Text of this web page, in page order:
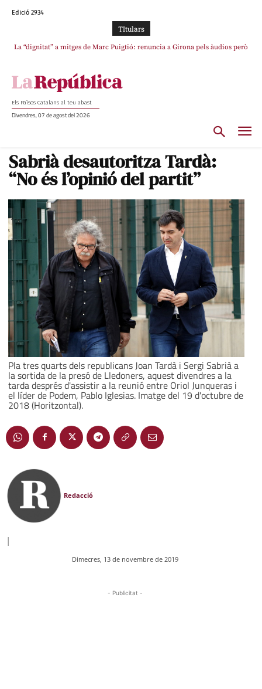
Edició 2934
TItulars
La “dignitat” a mitges de Marc Puigtió: renuncia a Girona pels àudios però
Els Països Catalans al teu abast
Divendres, 07 de agost del 2026
Sabrià desautoritza Tardà:
“No és l’opinió del partit”
Pla tres quarts dels republicans Joan Tardà i Sergi Sabrià a
la sortida de la presó de Lledoners, aquest divendres a la
tarda després d'assistir a la reunió entre Oriol Junqueras i
el líder de Podem, Pablo Iglesias. Imatge del 19 d'octubre de
2018 (Horitzontal).
Redacció
|
Dimecres, 13 de novembre de 2019
- Publicitat -